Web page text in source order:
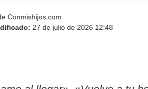
Conmishijos.com
27 de julio de 2026 12:48